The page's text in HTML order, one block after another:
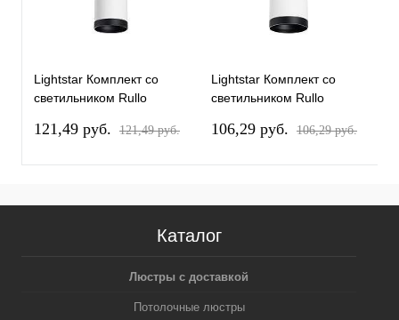
Lightstar Комплект со
светильником Rullo
121,49 pуб. 121,49 pуб.
Lightstar Комплект со
светильником Rullo
106,29 pуб. 106,29 pуб.
Каталог
Люстры с доставкой
Потолочные люстры